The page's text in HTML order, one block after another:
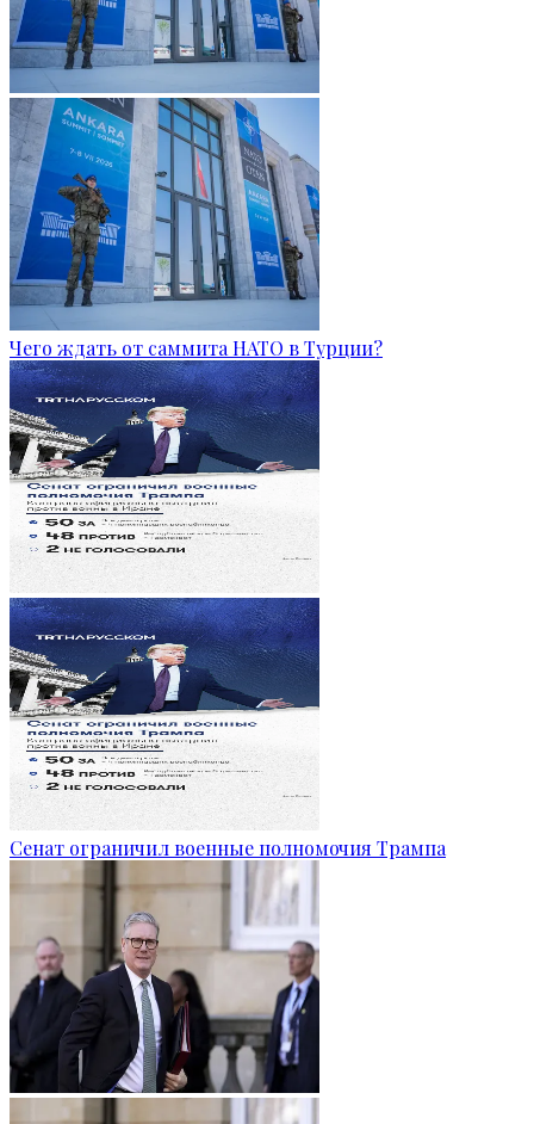
Чего ждать от саммита НАТО в Турции?
Сенат ограничил военные полномочия Трампа